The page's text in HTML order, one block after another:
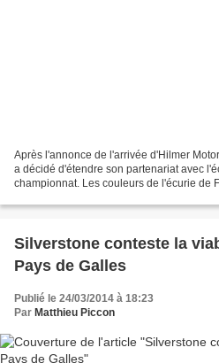
Après l'annonce de l'arrivée d'Hilmer
a décidé d'étendre son partenariat avec
championnat. Les couleurs de l'écurie de
Silverstone conteste la
Pays de Galles
Publié le 24/03/2014 à 18:23
Par Matthieu Piccon